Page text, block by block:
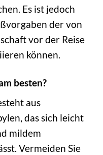
Es ist jedoch
der von
vor der Reise
können.
besten?
aus
das sich leicht
mildem
Vermeiden Sie